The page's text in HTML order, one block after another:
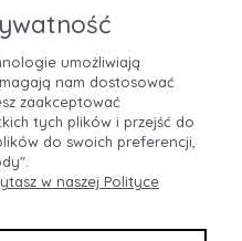
umożliwiają
nam dostosować
zaakceptować
tych plików i przejść do
do swoich preferencji,
w naszej Polityce